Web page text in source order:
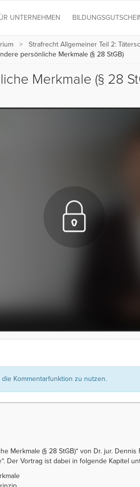
UNTERNEHMEN
Strafrecht Allgemeiner Teil 2:
persönliche Merkmale (§ 28 StGB)
Merkmale (§ 28
Kommentarfunktion zu nutzen.
Merkmale (§ 28 StGB)“ von Dr. jur.
Der Vortrag ist dabei in folgende Kapitel